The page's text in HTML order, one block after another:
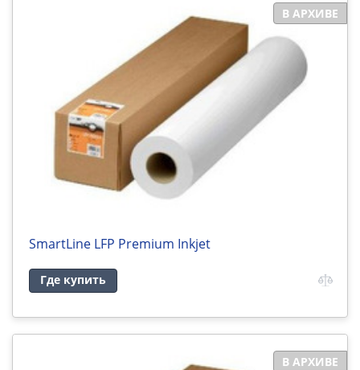
В АРХИВЕ
SmartLine LFP Premium Inkjet
Где купить
В АРХИВЕ